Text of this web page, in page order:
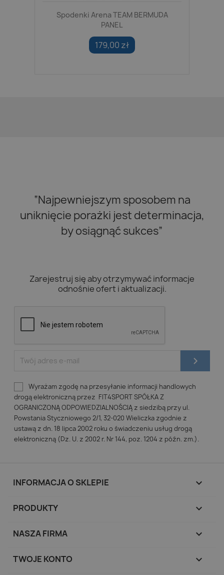
Spodenki Arena TEAM BERMUDA
PANEL
179,00 zł
“Najpewniejszym sposobem na
uniknięcie porażki jest determinacja,
by osiągnąć sukces”
Zarejestruj się aby otrzymywać informacje
odnośnie ofert i aktualizacji.
Wyrażam zgodę na przesyłanie informacji handlowych
drogą elektroniczną przez FIT4SPORT SPÓŁKA Z
OGRANICZONĄ ODPOWIEDZIALNOŚCIĄ z siedzibą przy ul.
Powstania Styczniowego 2/1, 32-020 Wieliczka zgodnie z
ustawą z dn. 18 lipca 2002 roku o świadczeniu usług drogą
elektroniczną (Dz. U. z 2002 r. Nr 144, poz. 1204 z późn. zm.).
INFORMACJA O SKLEPIE keyboard_arrow_down
PRODUKTY 
NASZA FIRMA 
TWOJE KONTO 